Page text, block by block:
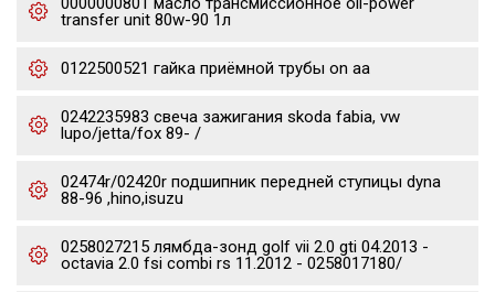
transfer unit 80w-90 1л
0122500521 гайка приёмной трубы on aa
0242235983 свеча зажигания skoda fabia, vw
lupo/jetta/fox 89- /
02474r/02420r подшипник передней ступицы dyna
88-96 ,hino,isuzu
0258027215 лямбда-зонд golf vii 2.0 gti 04.2013 -
octavia 2.0 fsi combi rs 11.2012 - 0258017180/